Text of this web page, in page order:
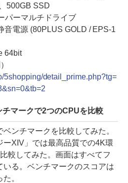
500GB SSD
パーマルチドライブ
音電源 (80PLUS GOLD / EPS-1
64bit
5shopping/detail_prime.php?tg=
チマークで2つのCPUを比較
ンチマークを比較してみた。
ーXIV」では最高品質での4K環
較してみた。画面はすべてフ
いる。ベンチマークのスコアは
。